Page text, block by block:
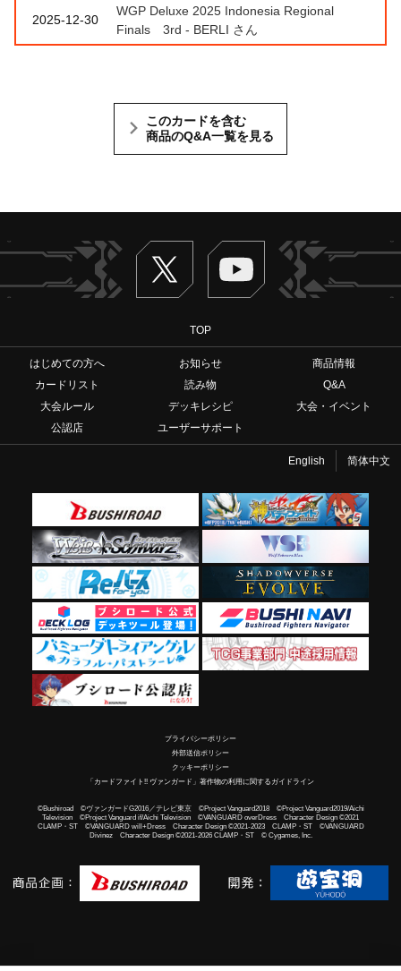
2025-12-30
WGP Deluxe 2025 Indonesia Regional
Finals 3rd - BERLI さん
このカードを含む
商品のQ&A一覧を見る
Twitter ヴァンガードch
TOP
はじめての方へ お知らせ
商品情報
カードリスト
読み物
Q&A
大会ルール
デッキレシピ
大会・イベント
公認店
ユーザーサポート
English 简体中文
プライバシーポリシー
外部送信ポリシー
クッキーポリシー
「カードファイト!! ヴァンガード」著作物の利用に関するガイドライン
©Bushiroad ©ヴァンガードG2016／テレビ東京 ©Project Vanguard2018 ©Project Vanguard2019/Aichi
Television ©Project Vanguard if/Aichi Television ©VANGUARD overDress Character Design ©2021
CLAMP・ST ©VANGUARD will+Dress Character Design ©2021-2023 CLAMP・ST ©VANGUARD
Divinez Character Design ©2021-2026 CLAMP・ST © Cygames, Inc.